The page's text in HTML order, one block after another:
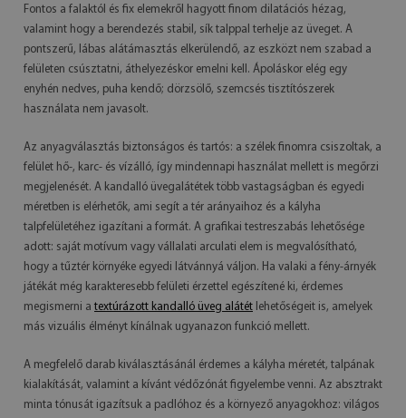
Fontos a falaktól és fix elemekről hagyott finom dilatációs hézag,
valamint hogy a berendezés stabil, sík talppal terhelje az üveget. A
pontszerű, lábas alátámasztás elkerülendő, az eszközt nem szabad a
felületen csúsztatni, áthelyezéskor emelni kell. Ápoláskor elég egy
enyhén nedves, puha kendő; dörzsölő, szemcsés tisztítószerek
használata nem javasolt.
Az anyagválasztás biztonságos és tartós: a szélek finomra csiszoltak, a
felület hő-, karc- és vízálló, így mindennapi használat mellett is megőrzi
megjelenését. A kandalló üvegalátétek több vastagságban és egyedi
méretben is elérhetők, ami segít a tér arányaihoz és a kályha
talpfelületéhez igazítani a formát. A grafikai testreszabás lehetősége
adott: saját motívum vagy vállalati arculati elem is megvalósítható,
hogy a tűztér környéke egyedi látvánnyá váljon. Ha valaki a fény-árnyék
játékát még karakteresebb felületi érzettel egészítené ki, érdemes
megismerni a textúrázott kandalló üveg alátét lehetőségeit is, amelyek
más vizuális élményt kínálnak ugyanazon funkció mellett.
A megfelelő darab kiválasztásánál érdemes a kályha méretét, talpának
kialakítását, valamint a kívánt védőzónát figyelembe venni. Az absztrakt
minta tónusát igazítsuk a padlóhoz és a környező anyagokhoz: világos